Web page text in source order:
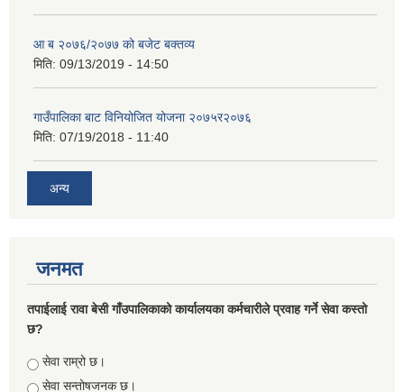
आ ब २०७६/२०७७ को बजेट बक्तव्य
मिति: 09/13/2019 - 14:50
गाउँपालिका बाट विनियोजित योजना २०७५र२०७६
मिति: 07/19/2018 - 11:40
अन्य
जनमत
तपाईलाई रावा बेसी गाँउपालिकाको कार्यालयका कर्मचारीले प्रवाह गर्ने सेवा कस्तो
छ?
Choices
सेवा राम्रो छ।
सेवा सन्तोषजनक छ।